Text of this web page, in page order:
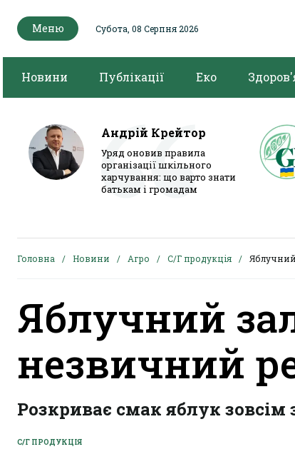
Меню Субота, 08 Серпня 2026
Новини Публікації Еко
Андрій Крейтор
Уряд оновив правила
організації шкільного
харчування: що варто знати
батькам і громадам
Головна Новини Агро С/Г продукція
Яблучний
незвичний
Розкриває смак яблук зовсім
С/Г ПРОДУКЦІЯ